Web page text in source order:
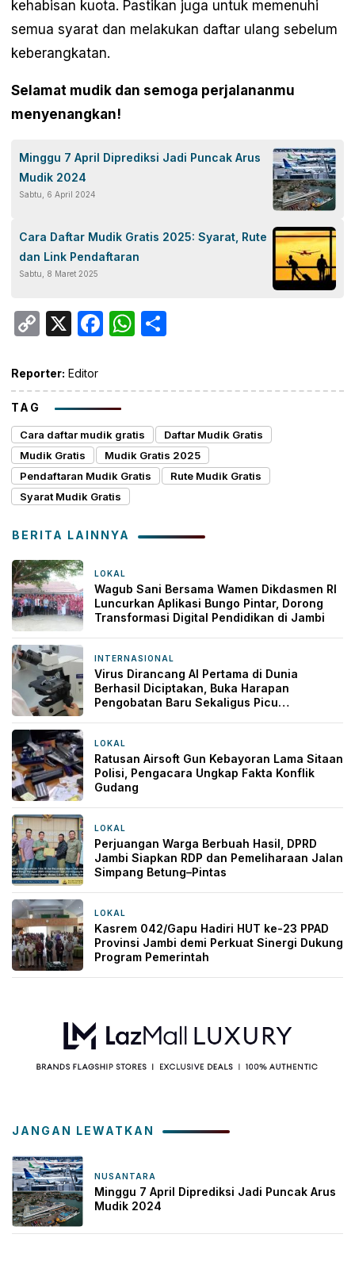
kehabisan kuota. Pastikan juga untuk memenuhi
semua syarat dan melakukan daftar ulang sebelum
keberangkatan.
Selamat mudik dan semoga perjalananmu
menyenangkan!
Minggu 7 April Diprediksi Jadi Puncak Arus
Mudik 2024
Sabtu, 6 April 2024
Cara Daftar Mudik Gratis 2025: Syarat, Rute
dan Link Pendaftaran
Sabtu, 8 Maret 2025
Copy
X Facebook
WhatsApp
Reporter: Editor
TAG
Cara daftar mudik gratis
Daftar Mudik Gratis
Mudik Gratis
Mudik Gratis 2025
Pendaftaran Mudik Gratis
Rute Mudik Gratis
Syarat Mudik Gratis
BERITA LAINNYA
LOKAL
Wagub Sani Bersama Wamen Dikdasmen RI
Luncurkan Aplikasi Bungo Pintar, Dorong
Transformasi Digital Pendidikan di Jambi
INTERNASIONAL
Virus Dirancang AI Pertama di Dunia
Berhasil Diciptakan, Buka Harapan
Pengobatan Baru Sekaligus Picu
LOKAL
Ratusan Airsoft Gun Kebayoran Lama Sitaan
Polisi, Pengacara Ungkap Fakta Konflik
Gudang
LOKAL
Perjuangan Warga Berbuah Hasil, DPRD
Jambi Siapkan RDP dan Pemeliharaan Jalan
Simpang Betung–Pintas
LOKAL
Kasrem 042/Gapu Hadiri HUT ke-23 PPAD
Provinsi Jambi demi Perkuat Sinergi Dukung
Program Pemerintah
JANGAN LEWATKAN
NUSANTARA
Minggu 7 April Diprediksi Jadi Puncak Arus
Mudik 2024